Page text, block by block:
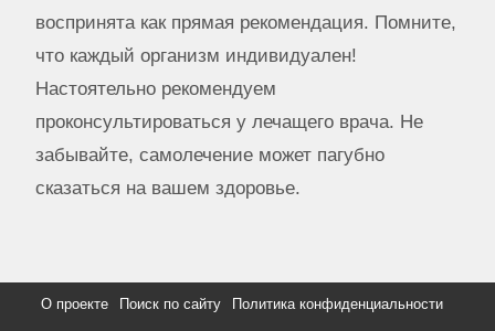
воспринята как прямая рекомендация. Помните,
что каждый организм индивидуален!
Настоятельно рекомендуем
проконсультироваться у лечащего врача. Не
забывайте, самолечение может пагубно
сказаться на вашем здоровье.
О проекте Поиск по сайту Политика конфиденциальности